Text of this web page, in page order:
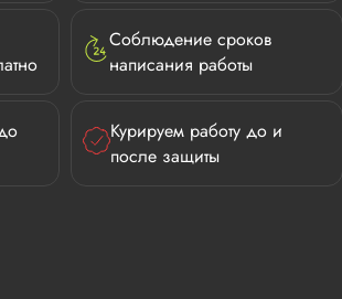
Соблюдение сроков
написания работы
Курируем работу до и
после защиты